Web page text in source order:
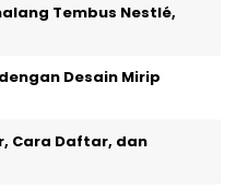
Tembus Nestlé,
Desain Mirip
Cara Daftar, dan